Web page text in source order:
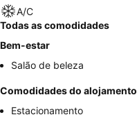
A/C
Todas as comodidades
Bem-estar
Salão de beleza
Comodidades do alojamento
Estacionamento